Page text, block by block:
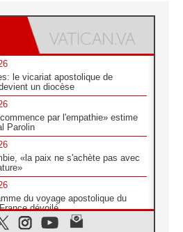
le vicariat apostolique de
un diocèse
par l'empathie» estime
Parolin
«la paix ne s'achète pas avec
du voyage apostolique du
dévoilé